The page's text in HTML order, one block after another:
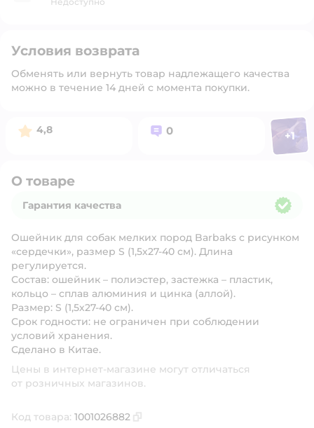
Условия возврата
Обменять или вернуть товар надлежащего качества
можно в течение 14 дней с момента покупки.
Рейтинг:
4,8 Вопросов:
0 Фото
+1
О товаре
Гарантия качества
Ошейник для собак мелких пород Barbaks с рисунком
«сердечки», размер S (1,5х27-40 см). Длина
регулируется.
Состав: ошейник – полиэстер, застежка – пластик,
кольцо – сплав алюминия и цинка (аллой).
Размер: S (1,5х27-40 см).
Срок годности: не ограничен при соблюдении
условий хранения.
Сделано в Китае.
Цены в интернет-магазине могут отличаться
от розничных магазинов.
Код товара: 1001026882